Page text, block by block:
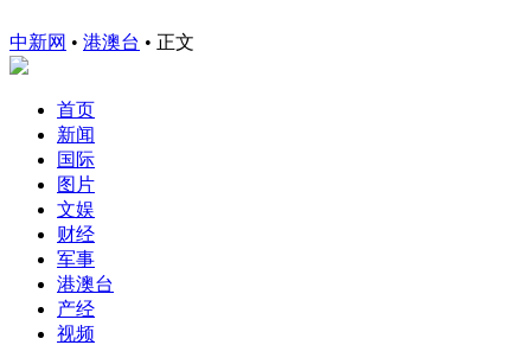
中新网 • 港澳台 • 正文
首页
新闻
国际
图片
文娱
财经
军事
港澳台
产经
视频